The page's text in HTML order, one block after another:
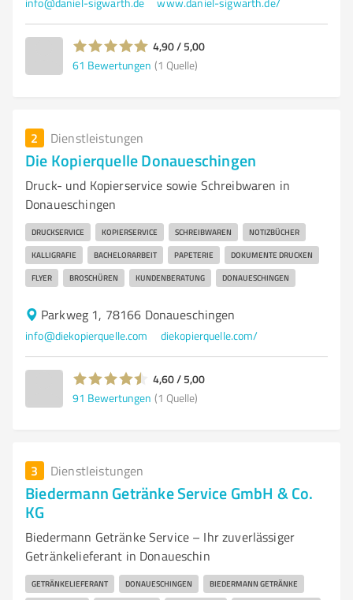
4,90 / 5,00
61 Bewertungen (1 Quelle)
2 Dienstleistungen
Die Kopierquelle Donaueschingen
Druck- und Kopierservice sowie Schreibwaren in
Donaueschingen
DRUCKSERVICE KOPIERSERVICE SCHREIBWAREN NOTIZBÜCHER
KALLIGRAFIE BACHELORARBEIT PAPETERIE DOKUMENTE DRUCKEN
FLYER BROSCHÜREN KUNDENBERATUNG DONAUESCHINGEN
Parkweg 1, 78166 Donaueschingen
info@diekopierquelle.com diekopierquelle.com/
4,60 / 5,00
91 Bewertungen (1 Quelle)
3 Dienstleistungen
Biedermann Getränke Service GmbH & Co.
KG
Biedermann Getränke Service – Ihr zuverlässiger
Getränkelieferant in Donaueschin
GETRÄNKELIEFERANT DONAUESCHINGEN BIEDERMANN GETRÄNKE